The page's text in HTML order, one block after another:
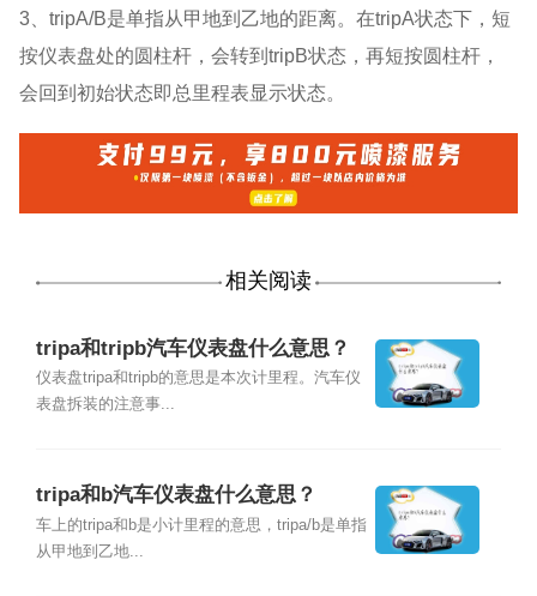
3、tripA/B是单指从甲地到乙地的距离。在tripA状态下，短
按仪表盘处的圆柱杆，会转到tripB状态，再短按圆柱杆，
会回到初始状态即总里程表显示状态。
相关阅读
tripa和tripb汽车仪表盘什么意思？
仪表盘tripa和tripb的意思是本次计里程。汽车仪
表盘拆装的注意事...
tripa和b汽车仪表盘什么意思？
车上的tripa和b是小计里程的意思，tripa/b是单指
从甲地到乙地...